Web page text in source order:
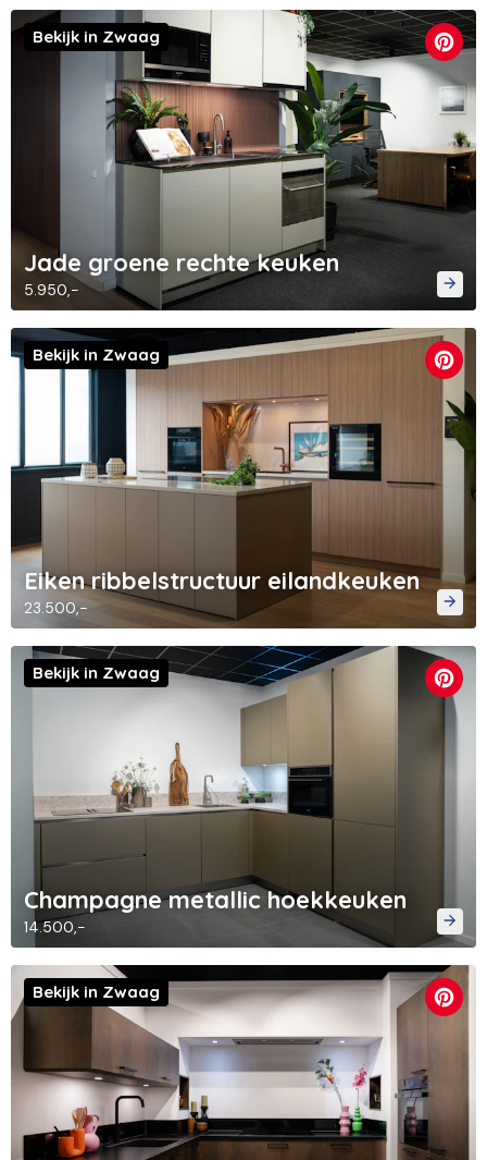
Jade groene rechte keuken
5.950,-
Bekijk in Zwaag
Eiken ribbelstructuur eilandkeuken
23.500,-
Bekijk in Zwaag
Champagne metallic hoekkeuken
14.500,-
Bekijk in Zwaag
Bekijk in Zwaag